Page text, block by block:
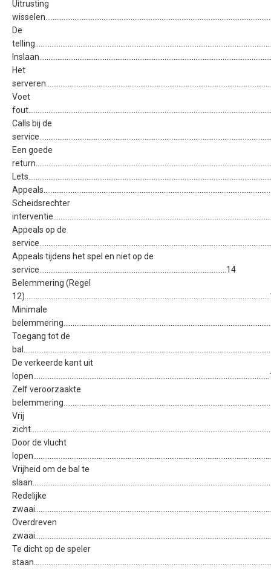
Uitrusting
De
Het
Voet
Calls bij de
Een goede
Scheidsrechter
Appeals op de
Appeals tijdens het spel en niet op de
service.......................................................................................................14
Belemmering (Regel
Minimale
Toegang tot de
De verkeerde kant uit
Zelf veroorzaakte
Vrij
Door de vlucht
Vrijheid om de bal te
Redelijke
Overdreven
Te dicht op de speler